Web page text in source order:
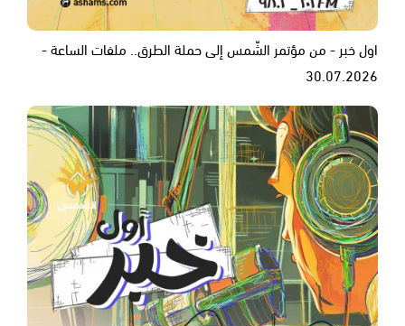
اول خبر - من مؤتمر الشّمس إلى حملة الطرق.. ملفات الساعة -
30.07.2026